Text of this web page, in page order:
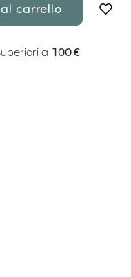
carrello
a 100 €